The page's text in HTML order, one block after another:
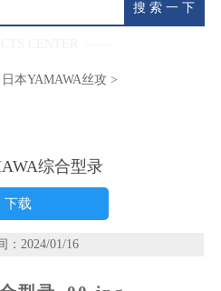
搜 索 一 下
日本YAMAWA丝攻>
综合型录
下载
：2024/01/16